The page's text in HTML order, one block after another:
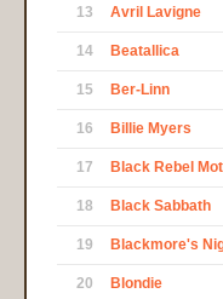
13 Avril Lavigne
14 Beatallica
15 Ber-Linn
16 Billie Myers
17 Black Rebel
18 Black Sabbath
19 Blackmore's
20 Blondie